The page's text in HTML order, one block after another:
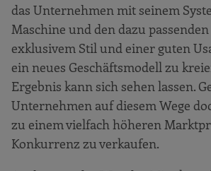
das Unternehmen mit seinem
Maschine und den dazu
exklusivem Stil und einer guten
ein neues Geschäftsmodell zu
Ergebnis kann sich sehen lassen.
Unternehmen auf diesem Wege
zu einem vielfach höheren
Konkurrenz zu verkaufen.